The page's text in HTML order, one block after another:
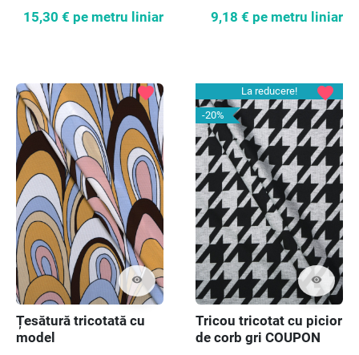
15,30 € pe metru liniar
9,18 € pe metru liniar
visibility
favorite
Țesătură tricotată cu
model
La reducere!
-20%
visibility
favorite
Tricou tricotat cu picior
de corb gri COUPON